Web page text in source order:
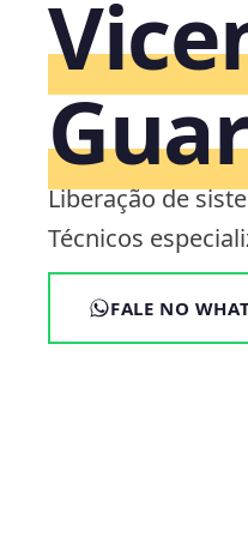
Liberação de
Técnicos
FALE NO